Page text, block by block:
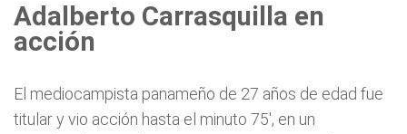
Adalberto Carrasquilla en
acción
El mediocampista panameño de 27 años de edad fue
titular y vio acción hasta el minuto 75', en un